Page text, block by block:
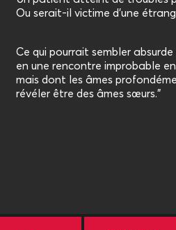
Ou serait-il victime d’une
Ce qui pourrait sembler
en une rencontre improbable
mais dont les âmes
révéler être des âmes sœurs."